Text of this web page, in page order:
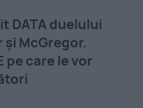
DATA duelului
McGregor.
pe care le vor